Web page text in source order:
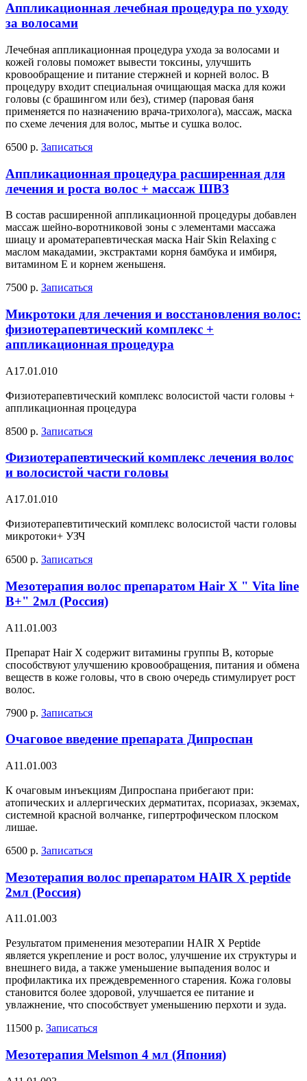
Аппликационная лечебная процедура по уходу
за волосами
Лечебная аппликационная процедура ухода за волосами и
кожей головы поможет вывести токсины, улучшить
кровообращение и питание стержней и корней волос. В
процедуру входит специальная очищающая маска для кожи
головы (с брашингом или без), стимер (паровая баня
применяется по назначению врача-трихолога), массаж, маска
по схеме лечения для волос, мытье и сушка волос.
6500 р. Записаться
Аппликационная процедура расширенная для
лечения и роста волос + массаж ШВЗ
В состав расширенной аппликационной процедуры добавлен
массаж шейно-воротниковой зоны с элементами массажа
шиацу и ароматерапевтическая маска Hair Skin Relaxing с
маслом макадамии, экстрактами корня бамбука и имбиря,
витамином Е и корнем женьшеня.
7500 р. Записаться
Микротоки для лечения и восстановления волос:
физиотерапевтический комплекс +
аппликационная процедура
А17.01.010
Физиотерапевтический комплекс волосистой части головы +
аппликационная процедура
8500 р. Записаться
Физиотерапевтический комплекс лечения волос
и волосистой части головы
A17.01.010
Физиотерапевтитический комплекс волосистой части головы
микротоки+ УЗЧ
6500 р. Записаться
Мезотерапия волос препаратом Hair X " Vita line
B+" 2мл (Россия)
А11.01.003
Препарат Hair X содержит витамины группы В, которые
способствуют улучшению кровообращения, питания и обмена
веществ в коже головы, что в свою очередь стимулирует рост
волос.
7900 р. Записаться
Очаговое введение препарата Дипроспан
А11.01.003
К очаговым инъекциям Дипроспана прибегают при:
атопических и аллергических дерматитах, псориазах, экземах,
системной красной волчанке, гипертрофическом плоском
лишае.
6500 р. Записаться
Мезотерапия волос препаратом HAIR X peptide
2мл (Россия)
А11.01.003
Результатом применения мезотерапии HAIR X Peptide
является укрепление и рост волос, улучшение их структуры и
внешнего вида, а также уменьшение выпадения волос и
профилактика их преждевременного старения. Кожа головы
становится более здоровой, улучшается ее питание и
увлажнение, что способствует уменьшению перхоти и зуда.
11500 р. Записаться
Мезотерапия Melsmon 4 мл (Япония)